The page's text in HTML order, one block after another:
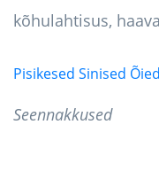
kõhulahtisus,
Pisikesed Sinised
Seennakkused